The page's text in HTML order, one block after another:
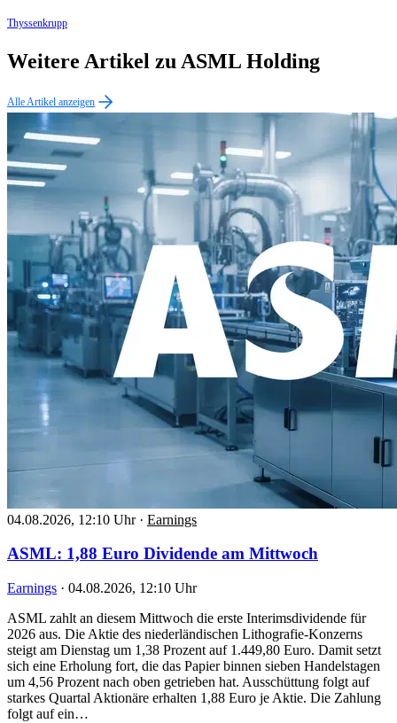
Thyssenkrupp
Weitere Artikel zu ASML Holding
Alle Artikel anzeigen
04.08.2026, 12:10 Uhr · Earnings
ASML: 1,88 Euro Dividende am Mittwoch
Earnings · 04.08.2026, 12:10 Uhr
ASML zahlt an diesem Mittwoch die erste Interimsdividende für
2026 aus. Die Aktie des niederländischen Lithografie-Konzerns
steigt am Dienstag um 1,38 Prozent auf 1.449,80 Euro. Damit setzt
sich eine Erholung fort, die das Papier binnen sieben Handelstagen
um 4,56 Prozent nach oben getrieben hat. Ausschüttung folgt auf
starkes Quartal Aktionäre erhalten 1,88 Euro je Aktie. Die Zahlung
folgt auf ein…